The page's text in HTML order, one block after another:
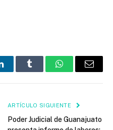
Tumblr WhatsAppEmail
ARTÍCULO SIGUIENTE
Poder Judicial de Guanajuato